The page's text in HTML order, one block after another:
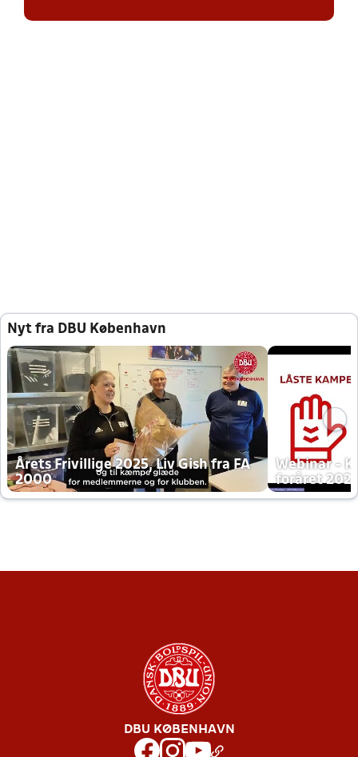
Nyt fra DBU København
Årets Frivillige 2025, Liv Gish fra FA
2000
Webinar -
foråret
DBU KØBENHAVN